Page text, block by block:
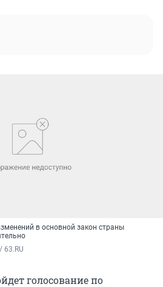
в основной закон страны
63.RU
голосование по